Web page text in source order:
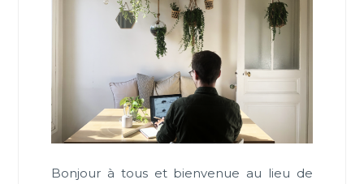
Bonjour à tous et bienvenue au lieu de